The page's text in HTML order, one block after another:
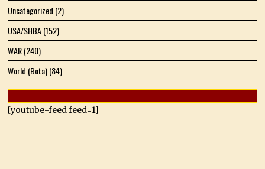
Uncategorized (2)
USA/SHBA(152)
WAR(240)
World (Bota)(84)
[youtube-feed feed=1]